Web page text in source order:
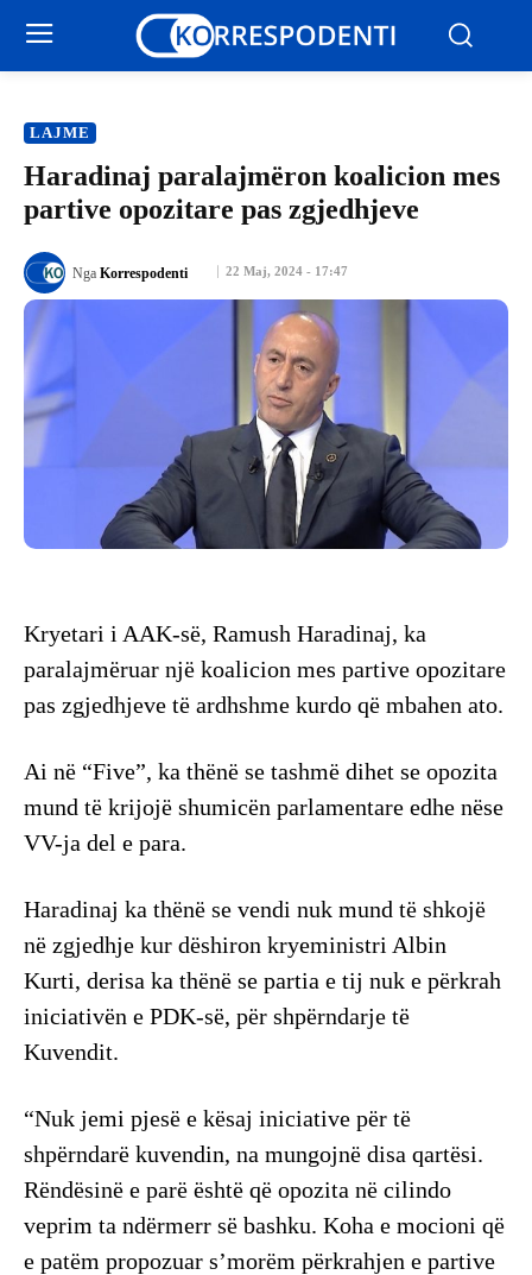
LAJME
Haradinaj paralajmëron koalicion mes
partive opozitare pas zgjedhjeve
22 Maj, 2024 - 17:47
Nga Korrespodenti
Kryetari i AAK-së, Ramush Haradinaj, ka
paralajmëruar një koalicion mes partive opozitare
pas zgjedhjeve të ardhshme kurdo që mbahen ato.
Ai në “Five”, ka thënë se tashmë dihet se opozita
mund të krijojë shumicën parlamentare edhe nëse
VV-ja del e para.
Haradinaj ka thënë se vendi nuk mund të shkojë
në zgjedhje kur dëshiron kryeministri Albin
Kurti, derisa ka thënë se partia e tij nuk e përkrah
iniciativën e PDK-së, për shpërndarje të
Kuvendit.
“Nuk jemi pjesë e kësaj iniciative për të
shpërndarë kuvendin, na mungojnë disa qartësi.
Rëndësinë e parë është që opozita në cilindo
veprim ta ndërmerr së bashku. Koha e mocioni që
e patëm propozuar s’morëm përkrahjen e partive